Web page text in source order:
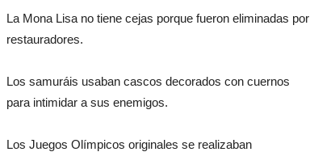
La Mona Lisa no tiene cejas porque fueron eliminadas por
restauradores.
Los samuráis usaban cascos decorados con cuernos
para intimidar a sus enemigos.
Los Juegos Olímpicos originales se realizaban